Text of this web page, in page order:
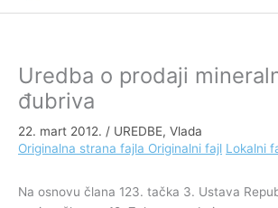
Uredba o prodaji
đubriva
22. mart 2012. / UREDBE, Vlada
Originalna strana fajla Originalni fajl Lokalni
Na osnovu člana 123. tačka 3. Ustava